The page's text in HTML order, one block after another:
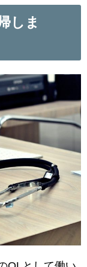
しま